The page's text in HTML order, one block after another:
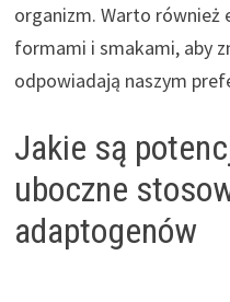
organizm. Warto również
formami i smakami, aby
odpowiadają naszym
Jakie są
uboczne
adaptogenów